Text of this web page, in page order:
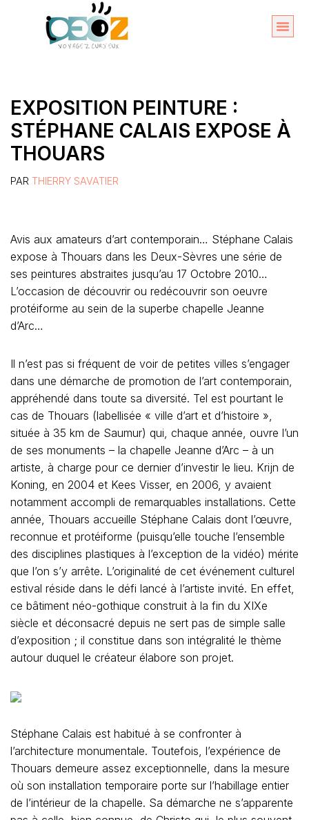
EXPOSITION PEINTURE :
STÉPHANE CALAIS EXPOSE À
THOUARS
PAR THIERRY SAVATIER
Avis aux amateurs d’art contemporain… Stéphane Calais
expose à Thouars dans les Deux-Sèvres une série de
ses peintures abstraites jusqu’au 17 Octobre 2010…
L’occasion de découvrir ou redécouvrir son oeuvre
protéiforme au sein de la superbe chapelle Jeanne
d’Arc…
Il n’est pas si fréquent de voir de petites villes s’engager
dans une démarche de promotion de l’art contemporain,
appréhendé dans toute sa diversité. Tel est pourtant le
cas de Thouars (labellisée « ville d’art et d’histoire »,
située à 35 km de Saumur) qui, chaque année, ouvre l’un
de ses monuments – la chapelle Jeanne d’Arc – à un
artiste, à charge pour ce dernier d’investir le lieu. Krijn de
Koning, en 2004 et Kees Visser, en 2006, y avaient
notamment accompli de remarquables installations. Cette
année, Thouars accueille Stéphane Calais dont l’œuvre,
reconnue et protéiforme (puisqu’elle touche l’ensemble
des disciplines plastiques à l’exception de la vidéo) mérite
que l’on s’y arrête. L’originalité de cet événement culturel
estival réside dans le défi lancé à l’artiste invité. En effet,
ce bâtiment néo-gothique construit à la fin du XIXe
siècle et déconsacré depuis ne sert pas de simple salle
d’exposition ; il constitue dans son intégralité le thème
autour duquel le créateur élabore son projet.
Stéphane Calais est habitué à se confronter à
l’architecture monumentale. Toutefois, l’expérience de
Thouars demeure assez exceptionnelle, dans la mesure
où son installation temporaire porte sur l’habillage entier
de l’intérieur de la chapelle. Sa démarche ne s’apparente